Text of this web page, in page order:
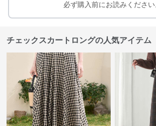
必ず購入前にお読みください
チェックスカートロングの人気アイテム